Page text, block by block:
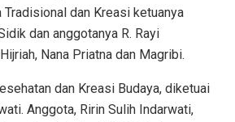
Tradisional dan Kreasi ketuanya
dan anggotanya R. Rayi
Nana Priatna dan Magribi.
dan Kreasi Budaya, diketuai
Anggota, Ririn Sulih Indarwati,